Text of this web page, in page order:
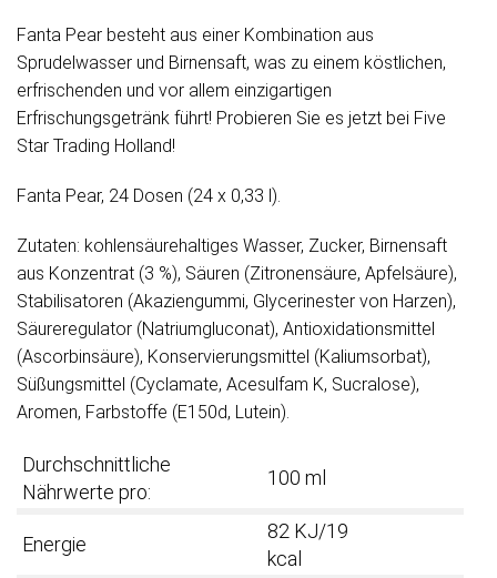
Fanta Pear besteht aus einer Kombination aus
Sprudelwasser und Birnensaft, was zu einem köstlichen,
erfrischenden und vor allem einzigartigen
Erfrischungsgetränk führt! Probieren Sie es jetzt bei Five
Star Trading Holland!
Fanta Pear, 24 Dosen (24 x 0,33 l).
Zutaten: kohlensäurehaltiges Wasser, Zucker, Birnensaft
aus Konzentrat (3 %), Säuren (Zitronensäure, Apfelsäure),
Stabilisatoren (Akaziengummi, Glycerinester von Harzen),
Säureregulator (Natriumgluconat), Antioxidationsmittel
(Ascorbinsäure), Konservierungsmittel (Kaliumsorbat),
Süßungsmittel (Cyclamate, Acesulfam K, Sucralose),
Aromen, Farbstoffe (E150d, Lutein).
Durchschnittliche
Nährwerte pro:
100 ml
Energie
82 KJ/19
kcal